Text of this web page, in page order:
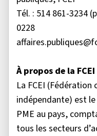
Tél. : 514 861-3234
0228
À propos de la FCEI
La FCEI (Fédération
indépendante) est
PME au pays,
tous les secteurs